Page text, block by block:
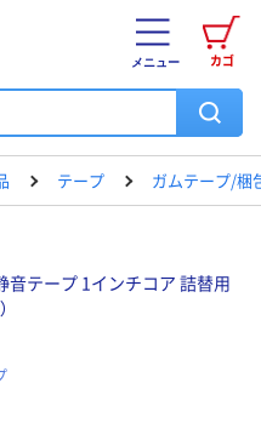
カゴ
メニュー
テープ ガムテープ/梱
音テープ 1インチコア 詰替用